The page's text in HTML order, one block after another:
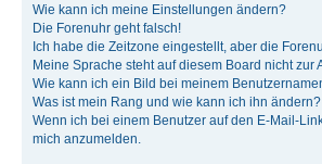
Wie kann ich meine Einstellungen ändern?
Die Forenuhr geht falsch!
Ich habe die Zeitzone eingestellt, aber die
Meine Sprache steht auf diesem Board nicht zur
Wie kann ich ein Bild bei meinem
Was ist mein Rang und wie kann ich ihn ändern?
Wenn ich bei einem Benutzer auf den E-Mail-
mich anzumelden.